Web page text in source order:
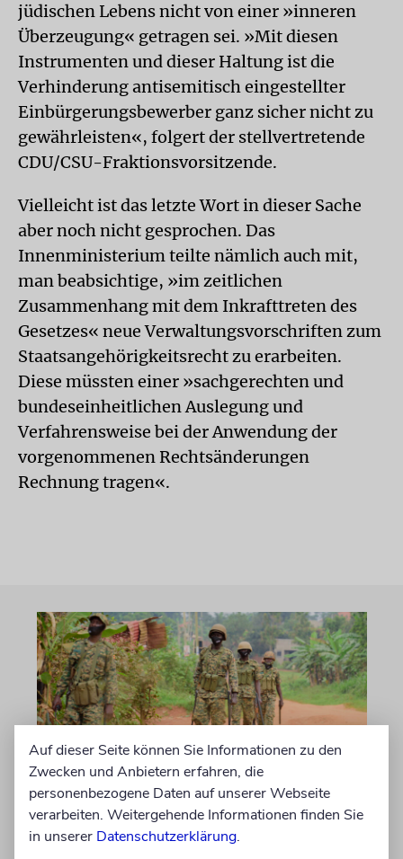
jüdischen Lebens nicht von einer »inneren
Überzeugung« getragen sei. »Mit diesen
Instrumenten und dieser Haltung ist die
Verhinderung antisemitisch eingestellter
Einbürgerungsbewerber ganz sicher nicht zu
gewährleisten«, folgert der stellvertretende
CDU/CSU-Fraktionsvorsitzende.
Vielleicht ist das letzte Wort in dieser Sache
aber noch nicht gesprochen. Das
Innenministerium teilte nämlich auch mit,
man beabsichtige, »im zeitlichen
Zusammenhang mit dem Inkrafttreten des
Gesetzes« neue Verwaltungsvorschriften zum
Staatsangehörigkeitsrecht zu erarbeiten.
Diese müssten einer »sachgerechten und
bundeseinheitlichen Auslegung und
Verfahrensweise bei der Anwendung der
vorgenommenen Rechtsänderungen
Rechnung tragen«.
NAHOST
Ugandas Parlament billigt
Auf dieser Seite können Sie Informationen zu den
Zwecken und Anbietern erfahren, die
personenbezogene Daten auf unserer Webseite
verarbeiten. Weitergehende Informationen finden Sie
in unserer Datenschutzerklärung.